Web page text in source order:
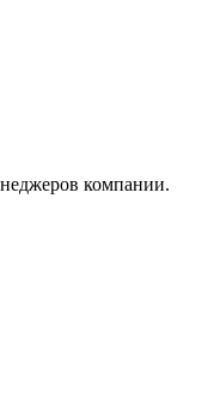
компании.